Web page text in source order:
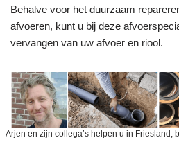
Behalve voor het duurzaam
afvoeren, kunt u bij deze
vervangen van uw afvoer en riool.
Arjen en zijn collega’s helpen u in Friesland,